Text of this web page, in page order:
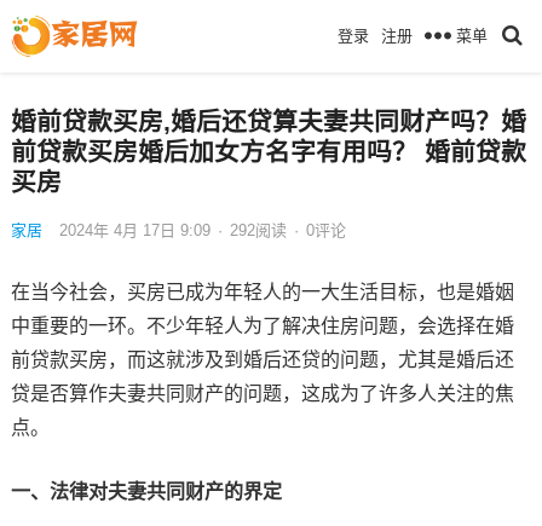
登录 注册 菜单
婚前贷款买房,婚后还贷算夫妻共同财产吗？婚
前贷款买房婚后加女方名字有用吗？ 婚前贷款
买房
家居 2024年 4月 17日 9:09 · 292阅读 · 0评论
在当今社会，买房已成为年轻人的一大生活目标，也是婚姻
中重要的一环。不少年轻人为了解决住房问题，会选择在婚
前贷款买房，而这就涉及到婚后还贷的问题，尤其是婚后还
贷是否算作夫妻共同财产的问题，这成为了许多人关注的焦
点。
一、法律对夫妻共同财产的界定